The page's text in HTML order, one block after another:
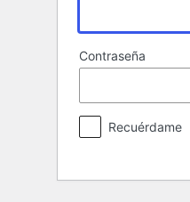
Contraseña
Recuérdame